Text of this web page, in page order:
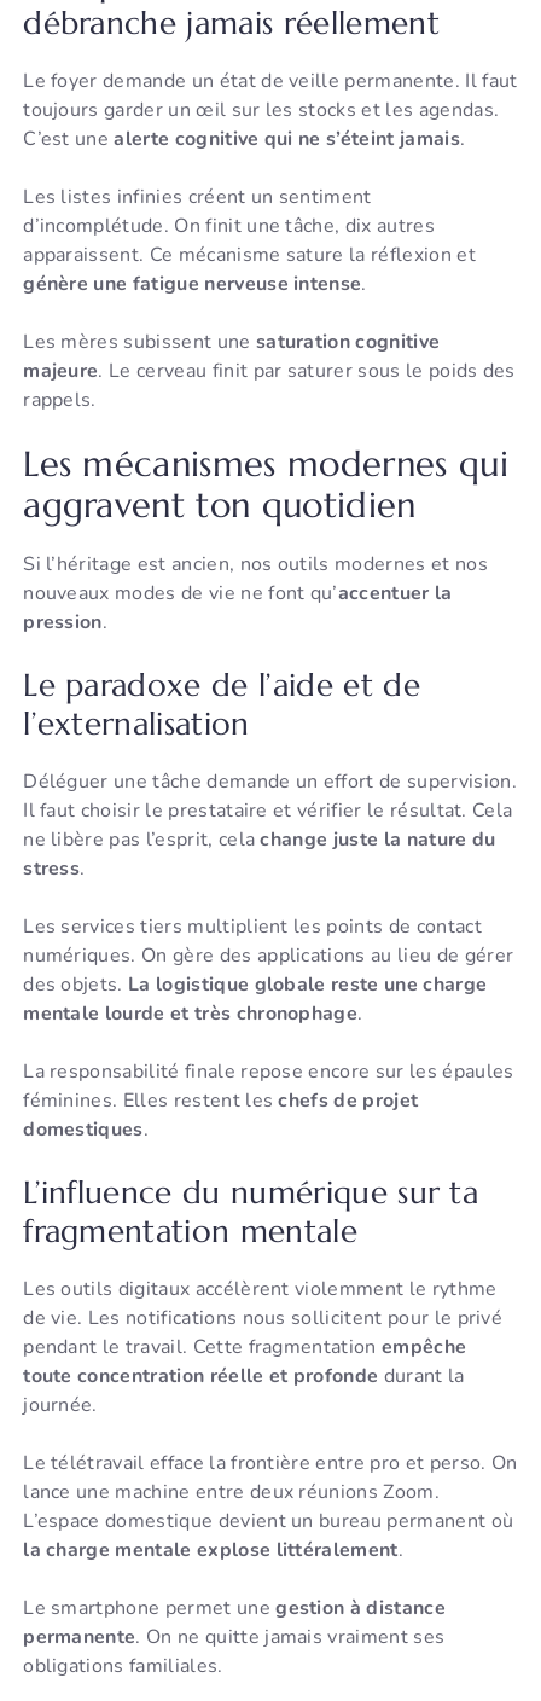
débranche jamais réellement
Le foyer demande un état de veille permanente. Il faut
toujours garder un œil sur les stocks et les agendas.
C’est unealerte cognitive qui ne s’éteint jamais.
Les listes infinies créent un sentiment
d’incomplétude. On finit une tâche, dix autres
apparaissent. Ce mécanisme sature la réflexion et
génère une fatigue nerveuse intense.
Les mères subissent une saturation cognitive
majeure. Le cerveau finit par saturer sous le poids des
rappels.
Les mécanismes modernes qui
aggravent ton quotidien
Si l’héritage est ancien, nos outils modernes et nos
nouveaux modes de vie ne font qu’accentuer la
pression.
Le paradoxe de l’aide et de
l’externalisation
Déléguer une tâche demande un effort de supervision.
Il faut choisir le prestataire et vérifier le résultat. Cela
ne libère pas l’esprit, celachange juste la nature du
stress.
Les services tiers multiplient les points de contact
numériques. On gère des applications au lieu de gérer
des objets. La logistique globale reste une charge
mentale lourde et très chronophage.
La responsabilité finale repose encore sur les épaules
féminines. Elles restent leschefs de projet
domestiques.
L’influence du numérique sur ta
fragmentation mentale
Les outils digitaux accélèrent violemment le rythme
de vie. Les notifications nous sollicitent pour le privé
pendant le travail. Cette fragmentation empêche
toute concentration réelle et profonde durant la
journée.
Le télétravail efface la frontière entre pro et perso. On
lance une machine entre deux réunions Zoom.
L’espace domestique devient un bureau permanent où
la charge mentale explose littéralement.
Le smartphone permet unegestion à distance
permanente. On ne quitte jamais vraiment ses
obligations familiales.